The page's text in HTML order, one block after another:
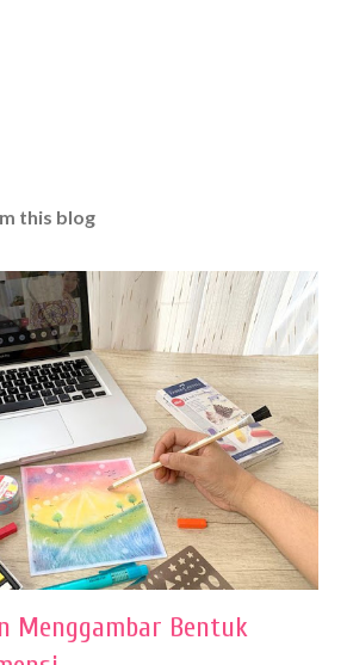
this blog
Menggambar Bentuk